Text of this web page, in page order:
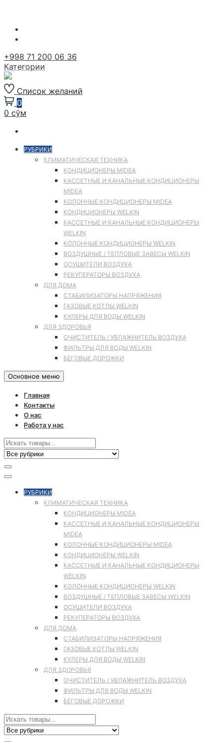
Перейти
+998 71 200 06 36
Категории
Список желаний
0
0 сўм
РУБРИКИ
КЛИМАТИЧЕСКАЯ ТЕХНИКА
КОНДИЦИОНЕРЫ MIDEA
КАССЕТНЫЕ И КАНАЛЬНЫЕ КОНДИЦИОНЕРЫ
MIDEA
КОЛОННЫЕ КОНДИЦИОНЕРЫ MIDEA
КОНДИЦИОНЕРЫ WELKIN
КАССЕТНЫЕ И КАНАЛЬНЫЕ КОНДИЦИОНЕРЫ
WELKIN
КОЛОННЫЕ КОНДИЦИОНЕРЫ WELKIN
ВОЗДУШНЫЕ / ТЕПЛОВЫЕ ЗАВЕСЫ WELKIN
ОСУШИТЕЛИ ВОЗДУХА
РЕКУПЕРАТОРЫ ВОЗДУХА
ДЛЯ ДОМА
СТАБИЛИЗАТОРЫ НАПРЯЖЕНИЯ
ГАЗОВЫЕ КОТЛЫ WELKIN
КУЛЕРЫ ДЛЯ ВОДЫ WELKIN
ДЛЯ ЗДОРОВЬЯ
ОЧИСТИТЕЛЬ / УВЛАЖНИТЕЛЬ ВОЗДУХА
ФИЛЬТРЫ ДЛЯ ВОДЫ WELKIN
БЕГОВЫЕ ДОРОЖКИ
Основное меню
Главная
Контакты
О нас
Работа у нас
РУБРИКИ
КЛИМАТИЧЕСКАЯ ТЕХНИКА
КОНДИЦИОНЕРЫ MIDEA
КАССЕТНЫЕ И КАНАЛЬНЫЕ КОНДИЦИОНЕРЫ
MIDEA
КОЛОННЫЕ КОНДИЦИОНЕРЫ MIDEA
КОНДИЦИОНЕРЫ WELKIN
КАССЕТНЫЕ И КАНАЛЬНЫЕ КОНДИЦИОНЕРЫ
WELKIN
КОЛОННЫЕ КОНДИЦИОНЕРЫ WELKIN
ВОЗДУШНЫЕ / ТЕПЛОВЫЕ ЗАВЕСЫ WELKIN
ОСУШИТЕЛИ ВОЗДУХА
РЕКУПЕРАТОРЫ ВОЗДУХА
ДЛЯ ДОМА
СТАБИЛИЗАТОРЫ НАПРЯЖЕНИЯ
ГАЗОВЫЕ КОТЛЫ WELKIN
КУЛЕРЫ ДЛЯ ВОДЫ WELKIN
ДЛЯ ЗДОРОВЬЯ
ОЧИСТИТЕЛЬ / УВЛАЖНИТЕЛЬ ВОЗДУХА
ФИЛЬТРЫ ДЛЯ ВОДЫ WELKIN
БЕГОВЫЕ ДОРОЖКИ